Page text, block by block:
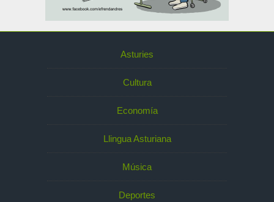
Asturies
Cultura
Economía
Llingua Asturiana
Música
Deportes